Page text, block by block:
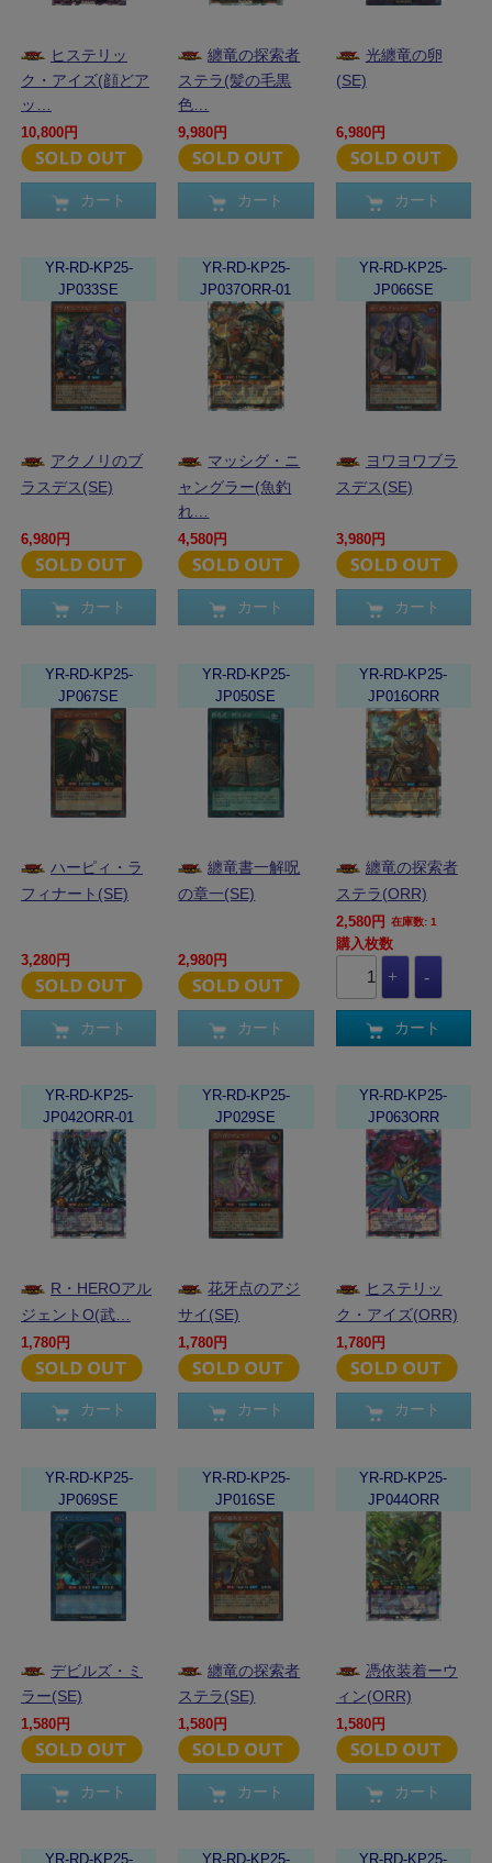
ヒステリッ
ク・アイズ(顔どア
ッ…
10,800円
カート
纏竜の探索者
ステラ(髪の毛黒
色…
9,980円
カート
光纏竜の卵
(SE)
6,980円
カート
YR-RD-KP25-
JP033SE
アクノリのブ
ラスデス(SE)
6,980円
カート
YR-RD-KP25-
JP037ORR-01
マッシグ・ニ
ャングラー(魚釣
れ…
4,580円
カート
YR-RD-KP25-
JP066SE
ヨワヨワブラ
スデス(SE)
3,980円
カート
YR-RD-KP25-
JP067SE
ハーピィ・ラ
フィナート(SE)
3,280円
カート
YR-RD-KP25-
JP050SE
纏竜書一解呪
の章一(SE)
2,980円
カート
YR-RD-KP25-
JP016ORR
纏竜の探索者
ステラ(ORR)
2,580円 在庫数: 1
購入枚数
カート
YR-RD-KP25-
JP042ORR-01
R・HEROアル
ジェントO(武…
1,780円
カート
YR-RD-KP25-
JP029SE
花牙点のアジ
サイ(SE)
1,780円
カート
YR-RD-KP25-
JP063ORR
ヒステリッ
ク・アイズ(ORR)
1,780円
カート
YR-RD-KP25-
JP069SE
デビルズ・ミ
ラー(SE)
1,580円
カート
YR-RD-KP25-
JP016SE
纏竜の探索者
ステラ(SE)
1,580円
カート
YR-RD-KP25-
JP044ORR
憑依装着ーウ
ィン(ORR)
1,580円
カート
YR-RD-KP25- YR-RD-KP25- YR-RD-KP25-